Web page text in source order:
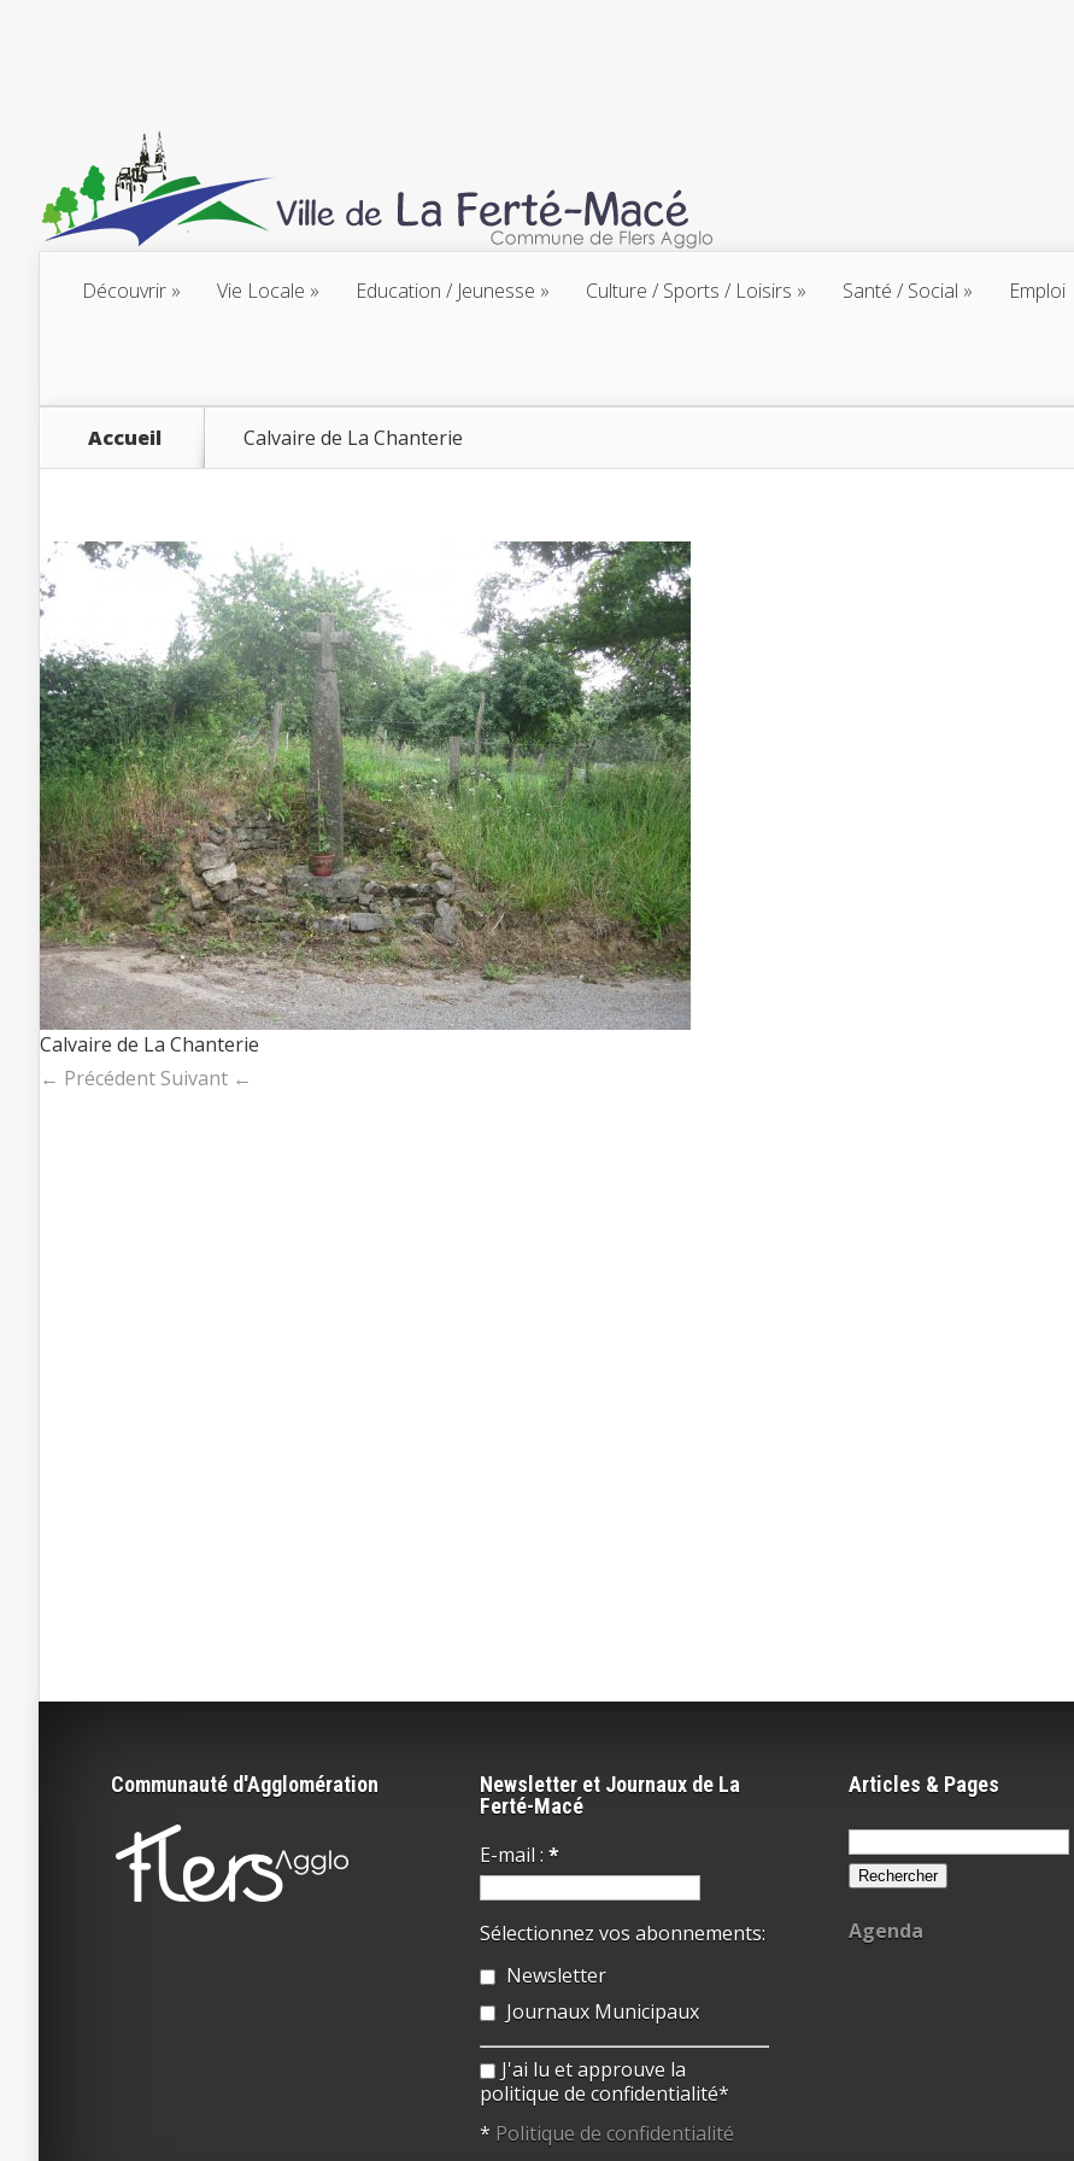
Découvrir Vie Locale Education / Jeunesse Culture / Sports / Loisirs Santé / Social Emploi
Accueil Calvaire de La Chanterie
Calvaire de La Chanterie
← Précédent Suivant ←
Communauté d'Agglomération
Newsletter et Journaux de La
Ferté-Macé
E-mail : *
Sélectionnez vos abonnements:
Newsletter
Journaux Municipaux
J'ai lu et approuve la
politique de confidentialité*
* Politique de confidentialité
Articles & Pages
Rechercher :
Agenda